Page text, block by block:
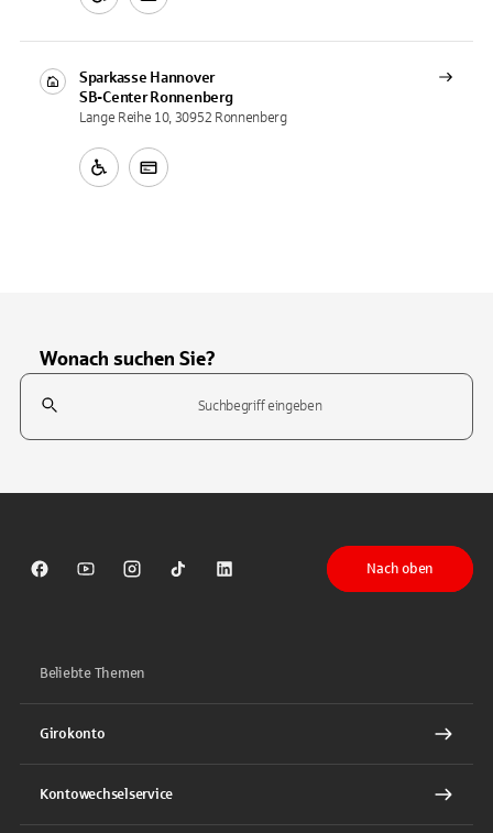
Sparkasse Hannover
SB-Center Ronnenberg
Lange Reihe 10, 30952 Ronnenberg
Wonach suchen Sie?
Suchfeld
Sparkasse auf Facebook
Sparkasse auf Youtube
Sparkasse auf Instagram
Sparkasse auf TikTok
Sparkasse auf LinkedIn
Nach oben
Beliebte Themen
Girokonto
Kontowechselservice